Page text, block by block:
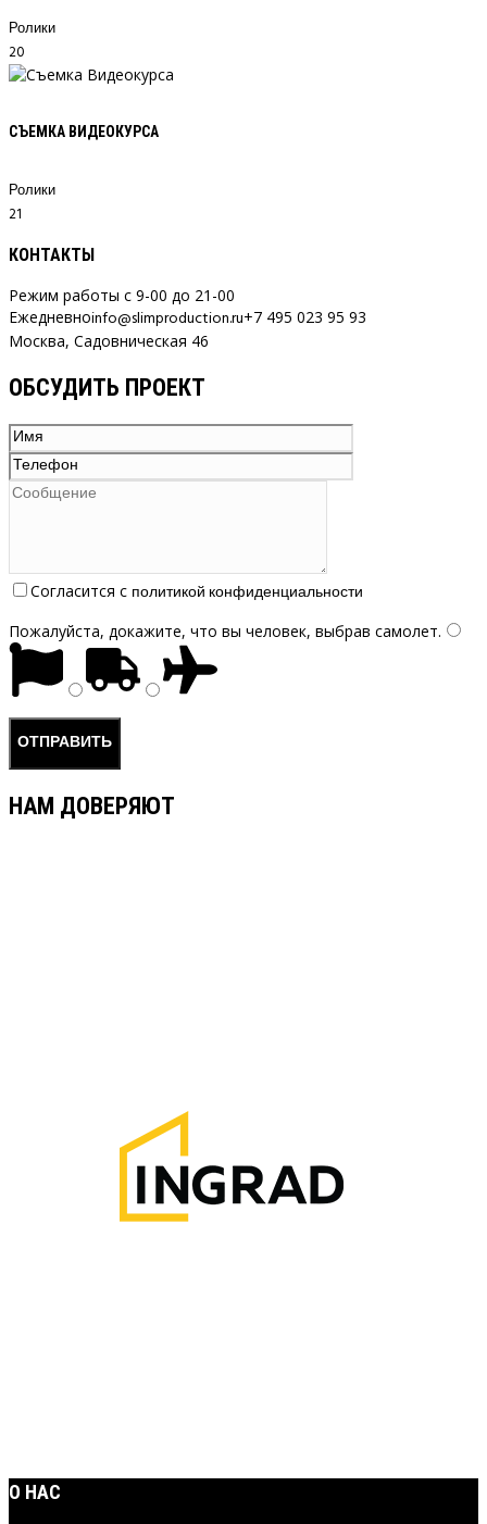
Ролики
20
СЪЕМКА ВИДЕОКУРСА
Ролики
21
КОНТАКТЫ
Режим работы с 9-00 до 21-00
Ежедневноinfo@slimproduction.ru+7 495 023 95 93
Москва, Садовническая 46
ОБСУДИТЬ ПРОЕКТ
Согласится с политикой конфиденциальности
Пожалуйста, докажите, что вы человек, выбрав самолет.
НАМ ДОВЕРЯЮТ
О НАС